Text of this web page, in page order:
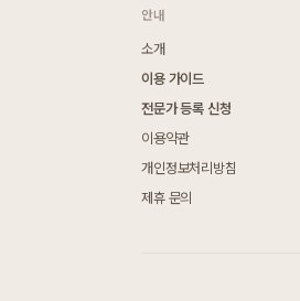
안내
소개
이용 가이드
전문가 등록 신청
이용약관
개인정보처리방침
제휴 문의